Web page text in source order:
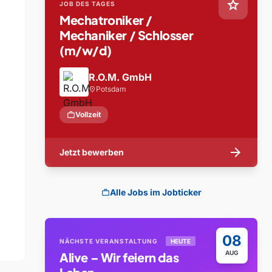
star
JOB DES TAGES
Mechatroniker /
Mechaniker / Schlosser
(m/w/d)
R.O.M. GmbH
location_on Potsdam
workVollzeit
Jetzt bewerben arrow_forward
workAlle Jobs im Jobticker
08
AUG
NÄCHSTE VERANSTALTUNG HEUTE
Alive – Wir feiern das